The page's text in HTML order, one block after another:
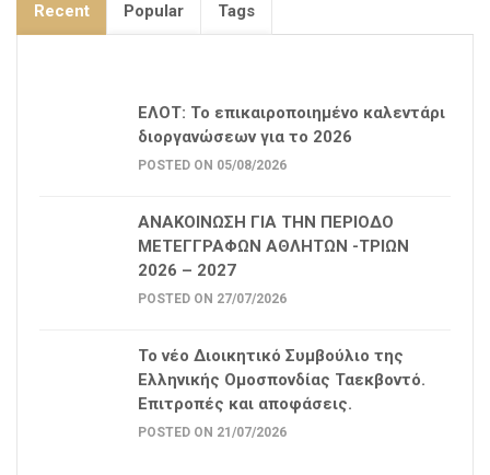
Recent Popular Tags
ΕΛΟΤ: Το επικαιροποιημένο καλεντάρι
διοργανώσεων για το 2026
POSTED ON 05/08/2026
ΑΝΑΚΟΙΝΩΣΗ ΓΙΑ ΤΗΝ ΠΕΡΙΟΔΟ
ΜΕΤΕΓΓΡΑΦΩΝ ΑΘΛΗΤΩΝ -ΤΡΙΩΝ
2026 – 2027
POSTED ON 27/07/2026
Το νέο Διοικητικό Συμβούλιο της
Ελληνικής Ομοσπονδίας Ταεκβοντό.
Επιτροπές και αποφάσεις.
POSTED ON 21/07/2026